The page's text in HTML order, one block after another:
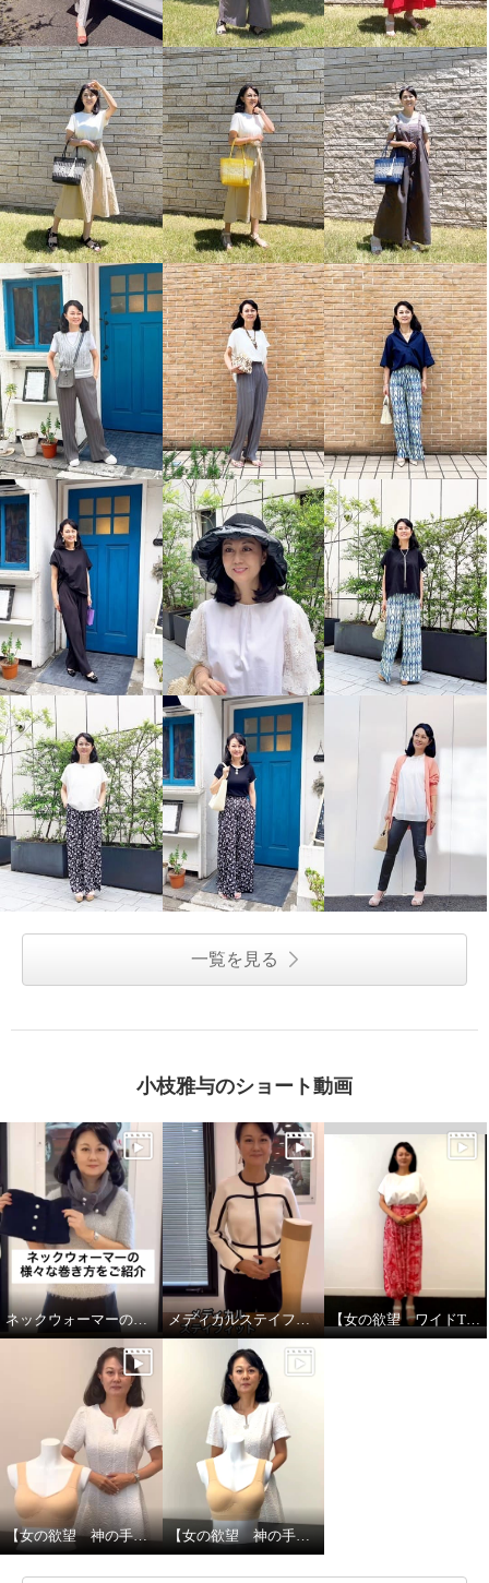
一覧を見る
小枝雅与のショート動画
ネックウォーマーの様々な巻き方 メディカルステイフィットとは
【女の欲望 神の手ブラ】人気のひみつ 【女の欲望 神の手ブラ】サイズ選びのポイント